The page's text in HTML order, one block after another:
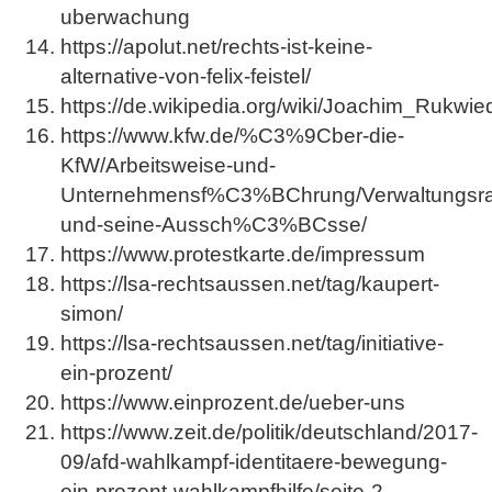
uberwachung
https://apolut.net/rechts-ist-keine-
alternative-von-felix-feistel/
https://de.wikipedia.org/wiki/
https://www.kfw.de/%C3%9Cber-die-
KfW/Arbeitsweise-und-
Unternehmensf%C3%BChrung/
und-seine-Aussch%C3%BCsse/
https://www.protestkarte.de/impressum
https://lsa-rechtsaussen.net/tag/kaupert-
simon/
https://lsa-rechtsaussen.net/tag/initiative-
ein-prozent/
https://www.einprozent.de/ueber-uns
https://www.zeit.de/politik/deutschland/2017-
09/afd-wahlkampf-identitaere-bewegung-